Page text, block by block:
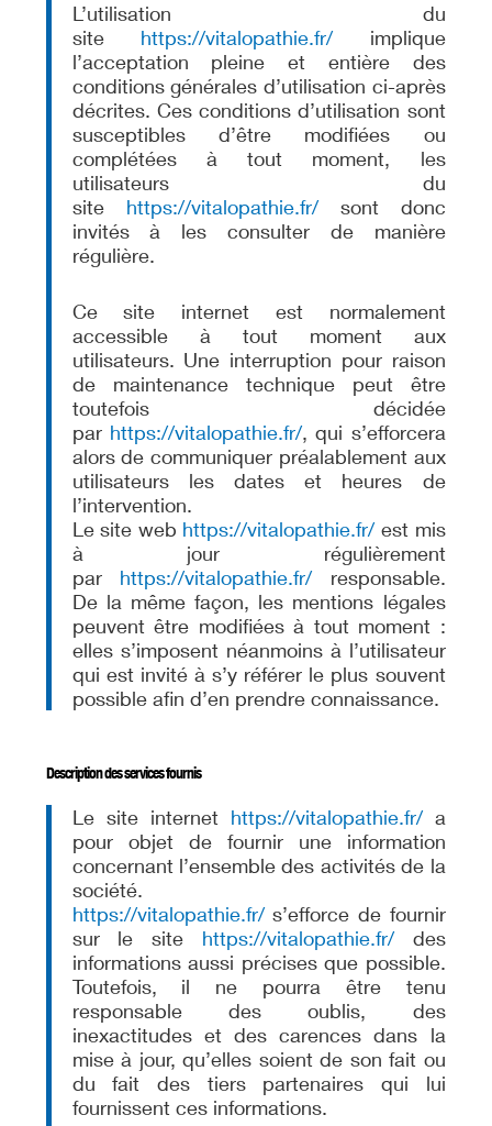
L’utilisation du
site https://vitalopathie.fr/implique
l’acceptation pleine et entière des
conditions générales d’utilisation ci-après
décrites. Ces conditions d’utilisation sont
susceptibles d’être modifiées ou
complétées à tout moment, les
utilisateurs du
site https://vitalopathie.fr/sont donc
invités à les consulter de manière
régulière.
Ce site internet est normalement
accessible à tout moment aux
utilisateurs. Une interruption pour raison
de maintenance technique peut être
toutefois décidée
par https://vitalopathie.fr/, qui s’efforcera
alors de communiquer préalablement aux
utilisateurs les dates et heures de
l’intervention.
Le site web https://vitalopathie.fr/est mis
à jour régulièrement
par https://vitalopathie.fr/responsable.
De la même façon, les mentions légales
peuvent être modifiées à tout moment :
elles s’imposent néanmoins à l’utilisateur
qui est invité à s’y référer le plus souvent
possible afin d’en prendre connaissance.
Description des services fournis
Le site internet https://vitalopathie.fr/a
pour objet de fournir une information
concernant l’ensemble des activités de la
société.
https://vitalopathie.fr/s’efforce de fournir
sur le site https://vitalopathie.fr/des
informations aussi précises que possible.
Toutefois, il ne pourra être tenu
responsable des oublis, des
inexactitudes et des carences dans la
mise à jour, qu’elles soient de son fait ou
du fait des tiers partenaires qui lui
fournissent ces informations.